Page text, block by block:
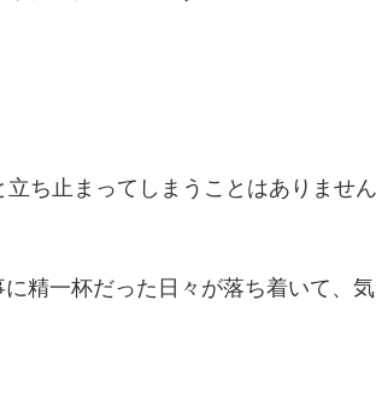
ち止まってしまうことはありませ
精一杯だった日々が落ち着いて、